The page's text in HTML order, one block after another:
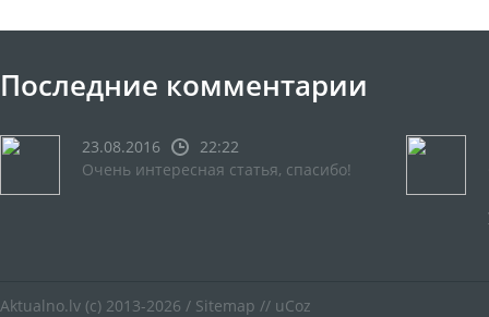
Последние комментарии
23.08.2016
22:22
Очень интересная статья, спасибо!
Aktualno.lv (c) 2013-2026 / Sitemap // uCoz